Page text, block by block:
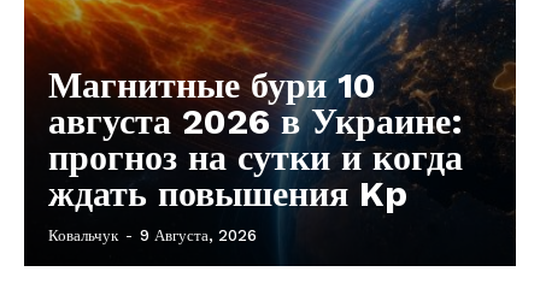
Магнитные бури 10
августа 2026 в Украине:
прогноз на сутки и когда
ждать повышения Kp
Ковальчук - 9 Августа, 2026